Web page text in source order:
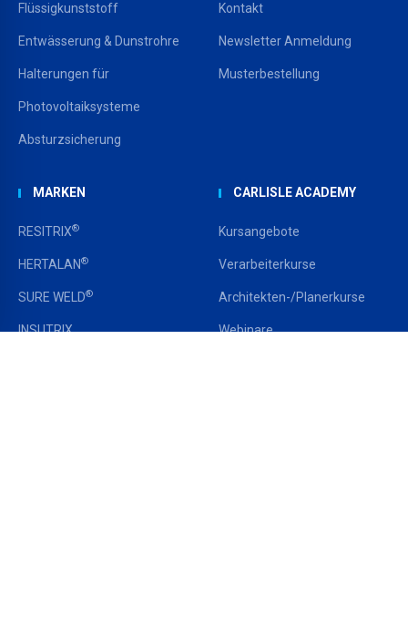
Flüssigkunststoff
Entwässerung & Dunstrohre
Halterungen für
Photovoltaiksysteme
Absturzsicherung
Kontakt
Newsletter Anmeldung
Musterbestellung
MARKEN
RESITRIX®
HERTALAN®
SURE WELD®
INSUTRIX
CARLISLE ACADEMY
Kursangebote
Verarbeiterkurse
Architekten-/Planerkurse
Webinare